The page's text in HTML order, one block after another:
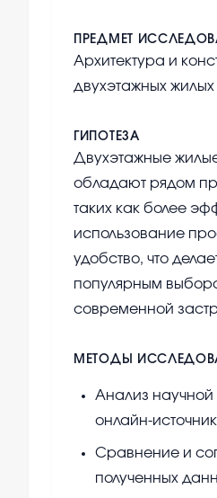
ПРЕДМЕТ
Архитектура и
двухэтажных
ГИПОТЕЗА
Двухэтажные
обладают рядом
таких как более
использование
удобство, что
популярным
современной
МЕТОДЫ
Анализ научной
онлайн-
Сравнение и
полученных